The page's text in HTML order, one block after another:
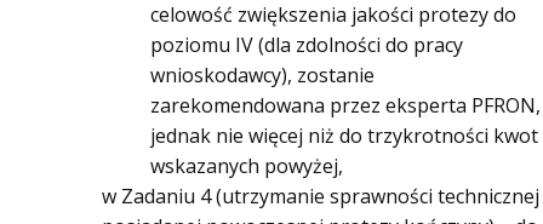
celowość zwiększenia jakości protezy do
poziomu IV (dla zdolności do pracy
wnioskodawcy), zostanie
zarekomendowana przez eksperta PFRON,
jednak nie więcej niż do trzykrotności kwot
wskazanych powyżej,
w Zadaniu 4 (utrzymanie sprawności technicznej